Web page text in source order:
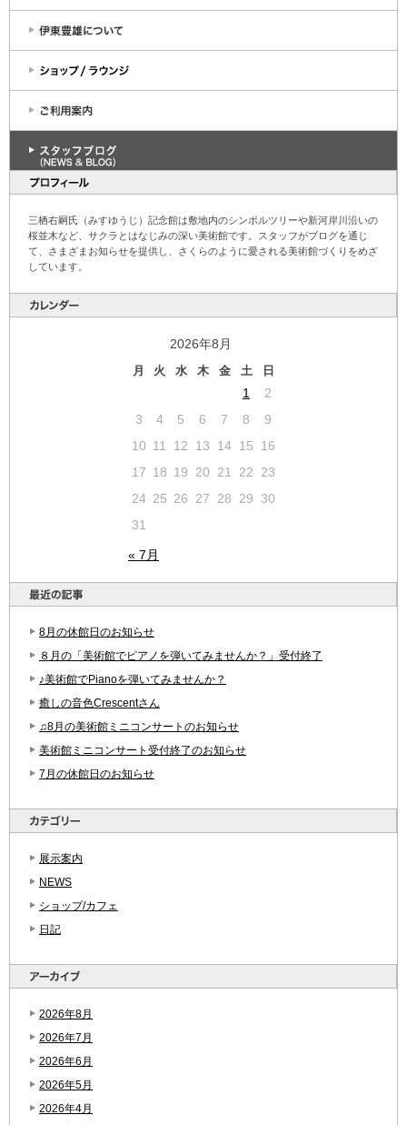
三栖右嗣氏（みすゆうじ）記念館は敷地内のシンボルツリーや新河岸川沿いの
桜並木など、サクラとはなじみの深い美術館です。スタッフがブログを通じ
て、さまざまお知らせを提供し、さくらのように愛される美術館づくりをめざ
しています。
2026年8月
月 火 水 木 金 土 日
« 7月
1
2
3
4 5 6 7 8
9
10 11 12 13 14 15
16
17 18 19 20 21 22
23
24 25 26 27 28 29
30
31
8月の休館日のお知らせ
８月の「美術館でピアノを弾いてみませんか？」受付終了
♪美術館でPianoを弾いてみませんか？
癒しの音色Crescentさん
♫8月の美術館ミニコンサートのお知らせ
美術館ミニコンサート受付終了のお知らせ
7月の休館日のお知らせ
展示案内
NEWS
ショップ/カフェ
日記
2026年8月
2026年7月
2026年6月
2026年5月
2026年4月